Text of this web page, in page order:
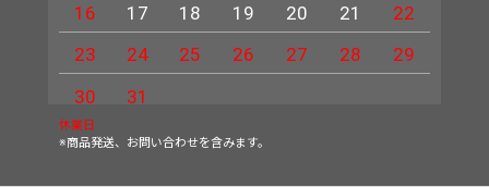
16
17 18 19 20 21
22
23
24 25 26 27 28
29
30
31
休業日
※商品発送、お問い合わせを含みます。